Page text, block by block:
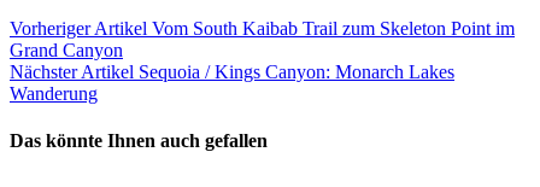
Beitragsnavigation
Vorheriger Artikel Vorheriger
Vom South Kaibab Trail zum Skeleton Point im
Grand Canyon
Nächster Artikel Nächster
Sequoia / Kings Canyon: Monarch Lakes
Wanderung
Das könnte Ihnen auch gefallen